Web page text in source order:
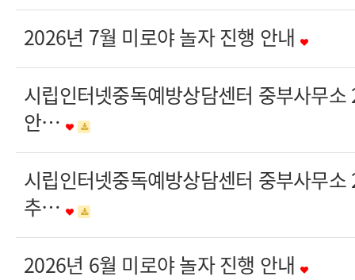
2026년 7월 미로야 놀자 진행 안내
시립인터넷중독예방상담센터 중부사무
안…
시립인터넷중독예방상담센터 중부사무
추…
2026년 6월 미로야 놀자 진행 안내